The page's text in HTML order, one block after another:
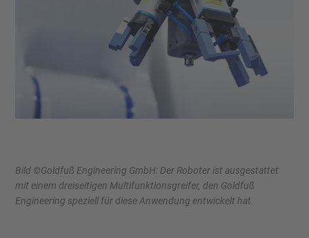
Bild ©Goldfuß Engineering GmbH: Der Roboter ist ausgestattet
mit einem dreiseitigen Multifunktionsgreifer, den Goldfuß
Engineering speziell für diese Anwendung entwickelt hat.